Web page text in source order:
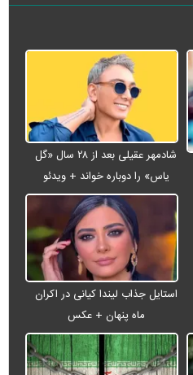
شادمهر عقیلی بعد از ۲۸ سال «گل
یاس» را دوباره خواند + ویدئو
استایل جذاب لیندا کیانی در اکران
ماه پنهان + عکس